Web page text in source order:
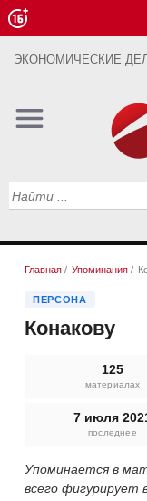
ЭКОНОМИЧЕСКИЕ
Главная / Упоминания /
ПЕРСОНА
Конакову
125
материалах
7 июля
последнее
Упоминается в
всего